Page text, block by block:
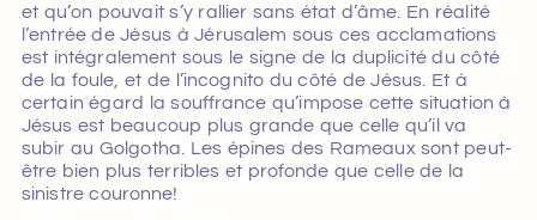
et qu’on pouvait s’y rallier sans état d’âme. En réalité
l’entrée de Jésus à Jérusalem sous ces acclamations
est intégralement sous le signe de la duplicité du côté
de la foule, et de l’incognito du côté de Jésus. Et à
certain égard la souffrance qu’impose cette situation à
Jésus est beaucoup plus grande que celle qu’il va
subir au Golgotha. Les épines des Rameaux sont peut-
être bien plus terribles et profonde que celle de la
sinistre couronne!